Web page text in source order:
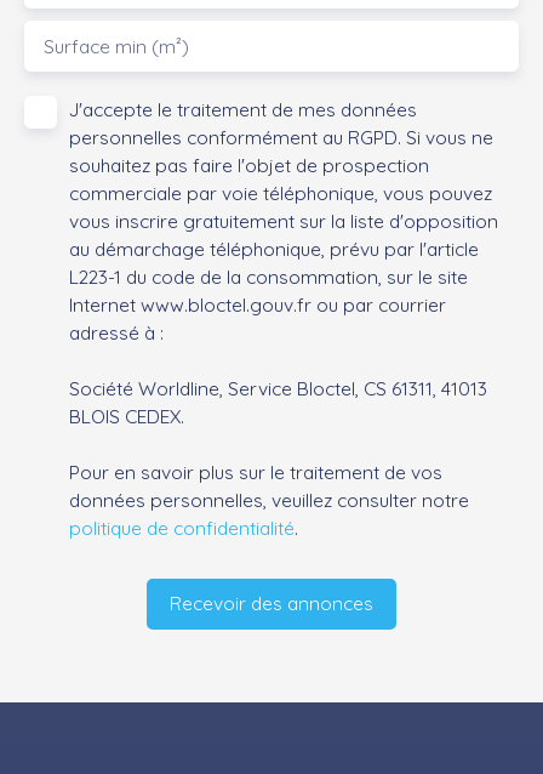
Surface min (m²)
J'accepte le traitement de mes données
personnelles conformément au RGPD. Si vous ne
souhaitez pas faire l'objet de prospection
commerciale par voie téléphonique, vous pouvez
vous inscrire gratuitement sur la liste d'opposition
au démarchage téléphonique, prévu par l'article
L223-1 du code de la consommation, sur le site
Internet www.bloctel.gouv.fr ou par courrier
adressé à :
Société Worldline, Service Bloctel, CS 61311, 41013
BLOIS CEDEX.
Pour en savoir plus sur le traitement de vos
données personnelles, veuillez consulter notre
politique de confidentialité.
Recevoir des annonces